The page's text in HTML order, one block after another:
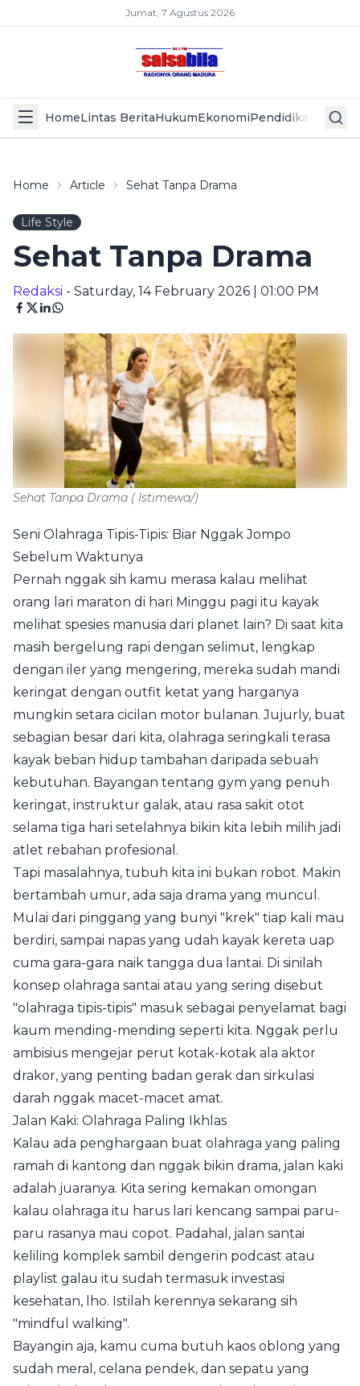
Jumat, 7 Agustus 2026
HomeLintas BeritaHukumEkonomiPendidikan Politik
Home Article Sehat Tanpa Drama
Life Style
Sehat Tanpa Drama
Redaksi - Saturday, 14 February 2026 | 01:00 PM
Sehat Tanpa Drama ( Istimewa/)
Seni Olahraga Tipis-Tipis: Biar Nggak Jompo
Sebelum Waktunya
Pernah nggak sih kamu merasa kalau melihat
orang lari maraton di hari Minggu pagi itu kayak
melihat spesies manusia dari planet lain? Di saat kita
masih bergelung rapi dengan selimut, lengkap
dengan iler yang mengering, mereka sudah mandi
keringat dengan outfit ketat yang harganya
mungkin setara cicilan motor bulanan. Jujurly, buat
sebagian besar dari kita, olahraga seringkali terasa
kayak beban hidup tambahan daripada sebuah
kebutuhan. Bayangan tentang gym yang penuh
keringat, instruktur galak, atau rasa sakit otot
selama tiga hari setelahnya bikin kita lebih milih jadi
atlet rebahan profesional.
Tapi masalahnya, tubuh kita ini bukan robot. Makin
bertambah umur, ada saja drama yang muncul.
Mulai dari pinggang yang bunyi "krek" tiap kali mau
berdiri, sampai napas yang udah kayak kereta uap
cuma gara-gara naik tangga dua lantai. Di sinilah
konsep olahraga santai atau yang sering disebut
"olahraga tipis-tipis" masuk sebagai penyelamat bagi
kaum mending-mending seperti kita. Nggak perlu
ambisius mengejar perut kotak-kotak ala aktor
drakor, yang penting badan gerak dan sirkulasi
darah nggak macet-macet amat.
Jalan Kaki: Olahraga Paling Ikhlas
Kalau ada penghargaan buat olahraga yang paling
ramah di kantong dan nggak bikin drama, jalan kaki
adalah juaranya. Kita sering kemakan omongan
kalau olahraga itu harus lari kencang sampai paru-
paru rasanya mau copot. Padahal, jalan santai
keliling komplek sambil dengerin podcast atau
playlist galau itu sudah termasuk investasi
kesehatan, lho. Istilah kerennya sekarang sih
"mindful walking".
Bayangin aja, kamu cuma butuh kaos oblong yang
sudah meral, celana pendek, dan sepatu yang